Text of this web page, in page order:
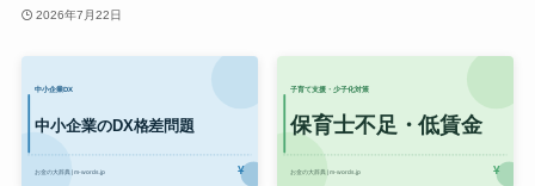
2026年7月22日